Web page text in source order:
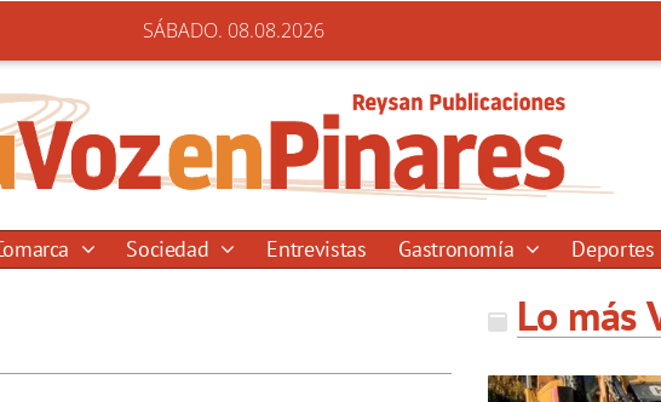
SÁBADO. 08.08.2026
Sociedad Entrevistas Gastronomía Deportes
Lo más